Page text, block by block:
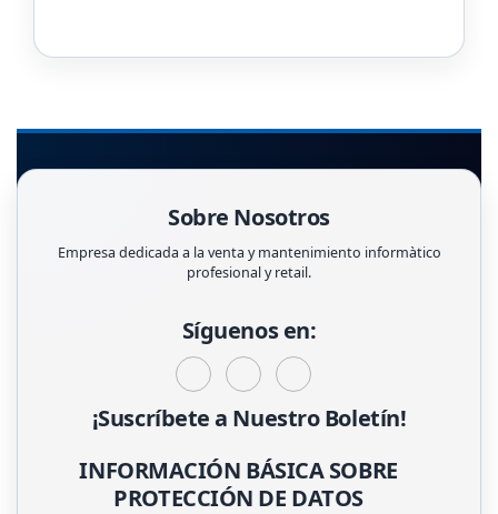
Sobre Nosotros
Empresa dedicada a la venta y mantenimiento informàtico
profesional y retail.
Síguenos en:
¡Suscríbete a Nuestro Boletín!
INFORMACIÓN BÁSICA SOBRE
PROTECCIÓN DE DATOS